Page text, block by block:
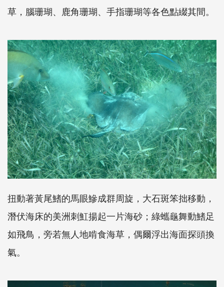
草，腦珊瑚、鹿角珊瑚、手指珊瑚等各色點綴其間。
扭動著黃尾鰭的馬眼鰺成群周旋，大石斑笨拙移動，
潛伏海床的美洲刺魟揚起一片海砂；綠蠵龜舞動鰭足
如飛鳥，旁若無人地啃食海草，偶爾浮出海面探頭換
氣。